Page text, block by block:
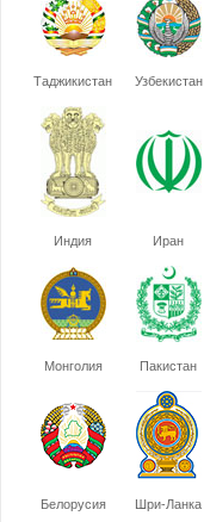
Таджикистан Узбекистан
Индия Иран
Монголия Пакистан
Белорусия Шри-Ланка